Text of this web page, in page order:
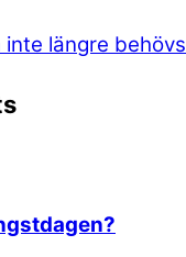
längre behövs